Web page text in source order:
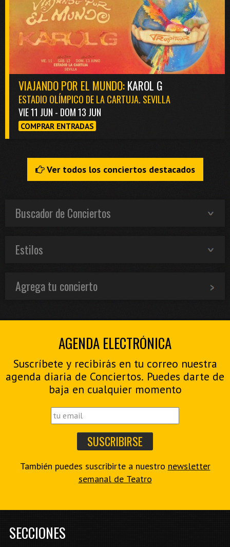
VIAJANDO POR EL MUNDO:KAROL G
ESTADIO OLÍMPICO DE LA CARTUJA. SEVILLA
VIE 11 JUN - DOM 13 JUN
COMPRAR ENTRADAS
Ver todos los conciertos destacados
Buscador de Conciertos
Estilos
Agrega tu concierto
AGENDA ELECTRÓNICA
Suscríbete y recibirás en tu correo nuestra
agenda diaria de Conciertos. Puedes darte de
baja en cualquier momento
También puedes suscribirte a nuestro newsletter
semanal de Teatro
SECCIONES